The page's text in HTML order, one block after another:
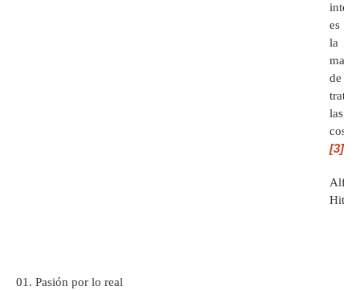
es
la
de
tratar
las
cosas.
[3]
Pasión por lo real